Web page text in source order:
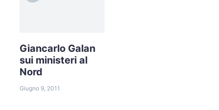
Giancarlo Galan
sui ministeri al
Nord
Giugno 9, 2011